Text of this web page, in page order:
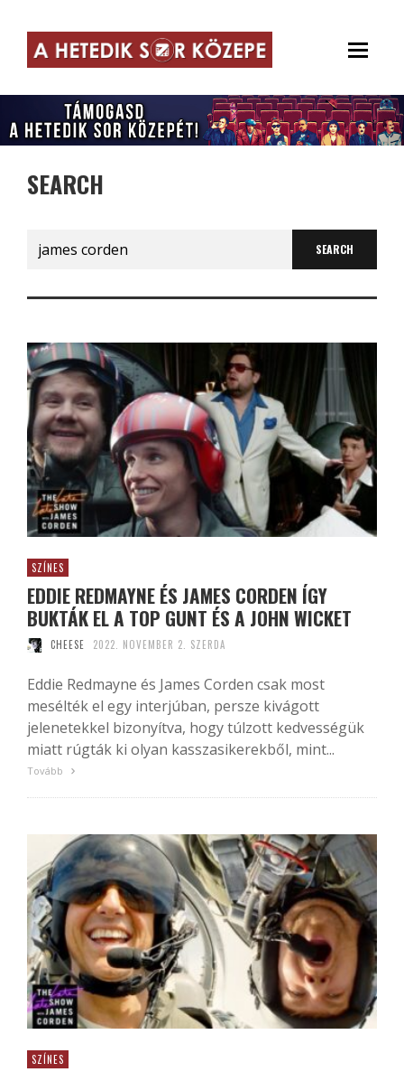
SEARCH
Search
for:
SZÍNES
EDDIE REDMAYNE ÉS JAMES CORDEN ÍGY
BUKTÁK EL A TOP GUNT ÉS A JOHN WICKET
CHEESE 2022. NOVEMBER 2. SZERDA
Eddie Redmayne és James Corden csak most
mesélték el egy interjúban, persze kivágott
jelenetekkel bizonyítva, hogy túlzott kedvességük
miatt rúgták ki olyan kasszasikerekből, mint...
Tovább
SZÍNES